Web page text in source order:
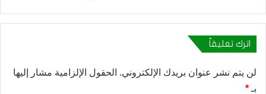
اترك تعليقاً
لن يتم نشر عنوان بريدك الإلكتروني. الحقول الإلزامية مشار إليها
بـ *